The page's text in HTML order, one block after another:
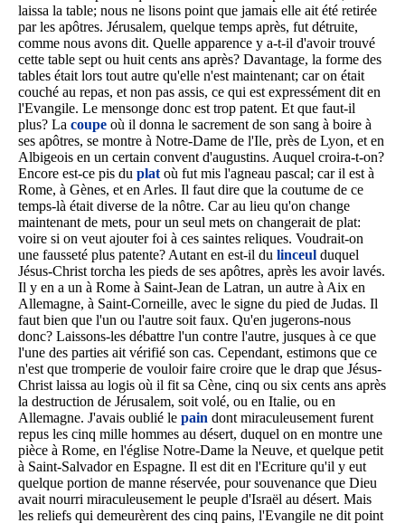
laissa la table; nous ne lisons point que jamais elle ait été retirée
par les apôtres. Jérusalem, quelque temps après, fut détruite,
comme nous avons dit. Quelle apparence y a-t-il d'avoir trouvé
cette table sept ou huit cents ans après? Davantage, la forme des
tables était lors tout autre qu'elle n'est maintenant; car on était
couché au repas, et non pas assis, ce qui est expressément dit en
l'Evangile. Le mensonge donc est trop patent. Et que faut-il
plus? La coupe où il donna le sacrement de son sang à boire à
ses apôtres, se montre à Notre-Dame de l'Ile, près de Lyon, et en
Albigeois en un certain convent d'augustins. Auquel croira-t-on?
Encore est-ce pis du plat où fut mis l'agneau pascal; car il est à
Rome, à Gènes, et en Arles. Il faut dire que la coutume de ce
temps-là était diverse de la nôtre. Car au lieu qu'on change
maintenant de mets, pour un seul mets on changerait de plat:
voire si on veut ajouter foi à ces saintes reliques. Voudrait-on
une fausseté plus patente? Autant en est-il du linceul duquel
Jésus-Christ torcha les pieds de ses apôtres, après les avoir lavés.
Il y en a un à Rome à Saint-Jean de Latran, un autre à Aix en
Allemagne, à Saint-Corneille, avec le signe du pied de Judas. Il
faut bien que l'un ou l'autre soit faux. Qu'en jugerons-nous
donc? Laissons-les débattre l'un contre l'autre, jusques à ce que
l'une des parties ait vérifié son cas. Cependant, estimons que ce
n'est que tromperie de vouloir faire croire que le drap que Jésus-
Christ laissa au logis où il fit sa Cène, cinq ou six cents ans après
la destruction de Jérusalem, soit volé, ou en Italie, ou en
Allemagne. J'avais oublié le pain dont miraculeusement furent
repus les cinq mille hommes au désert, duquel on en montre une
pièce à Rome, en l'église Notre-Dame la Neuve, et quelque petit
à Saint-Salvador en Espagne. Il est dit en l'Ecriture qu'il y eut
quelque portion de manne réservée, pour souvenance que Dieu
avait nourri miraculeusement le peuple d'Israël au désert. Mais
les reliefs qui demeurèrent des cinq pains, l'Evangile ne dit point